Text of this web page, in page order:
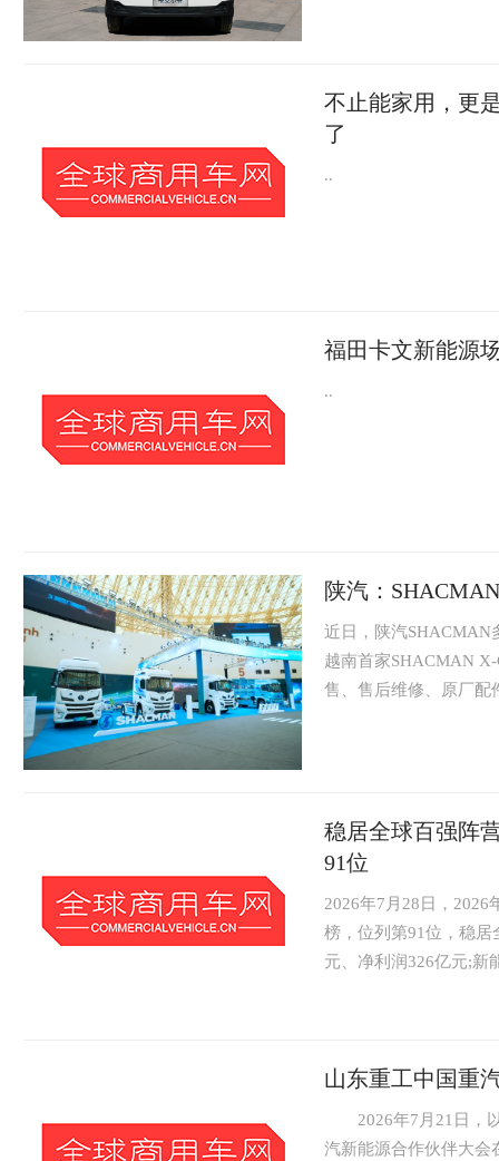
不止能家用，更
了
..
福田卡文新能源
..
陕汽：
近日，陕汽SHACMAN
越南首家SHACMAN
售、售后维修、原厂配
稳居全球百强阵
91位
2026年7月28日，2026
榜，位列第91位，稳
元、净利润326亿元;新
山东重工中国重
2026年7月21日，以
汽新能源合作伙伴大会